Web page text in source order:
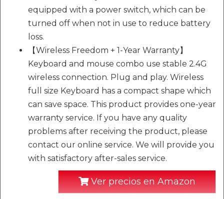
equipped with a power switch, which can be
turned off when not in use to reduce battery
loss.
【Wireless Freedom + 1-Year Warranty】
Keyboard and mouse combo use stable 2.4G
wireless connection. Plug and play. Wireless
full size Keyboard has a compact shape which
can save space. This product provides one-year
warranty service. If you have any quality
problems after receiving the product, please
contact our online service. We will provide you
with satisfactory after-sales service.
Ver precios en Amazon